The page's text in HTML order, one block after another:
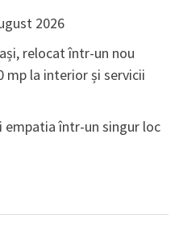
2026
relocat într-un nou
mp la interior și servicii
empatia într-un singur loc